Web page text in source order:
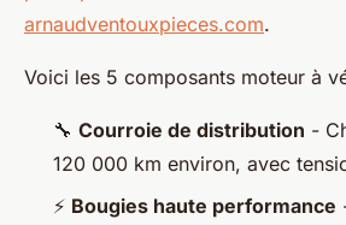
arnaudventouxpieces.com.
Voici les 5 composants moteur à
🔧 Courroie de distribution -
120 000 km environ, avec
⚡ Bougies haute performance